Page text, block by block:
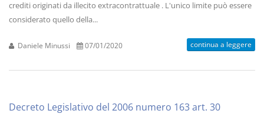
crediti originati da illecito extracontrattuale . L'unico limite può essere
considerato quello della...
Daniele Minussi 07/01/2020 continua a leggere
Decreto Legislativo del 2006 numero 163 art. 30